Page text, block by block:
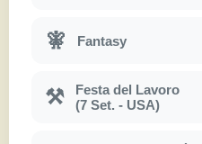
🧚 Fantasy
⚒
Festa del Lavoro
(7 Set. - USA)